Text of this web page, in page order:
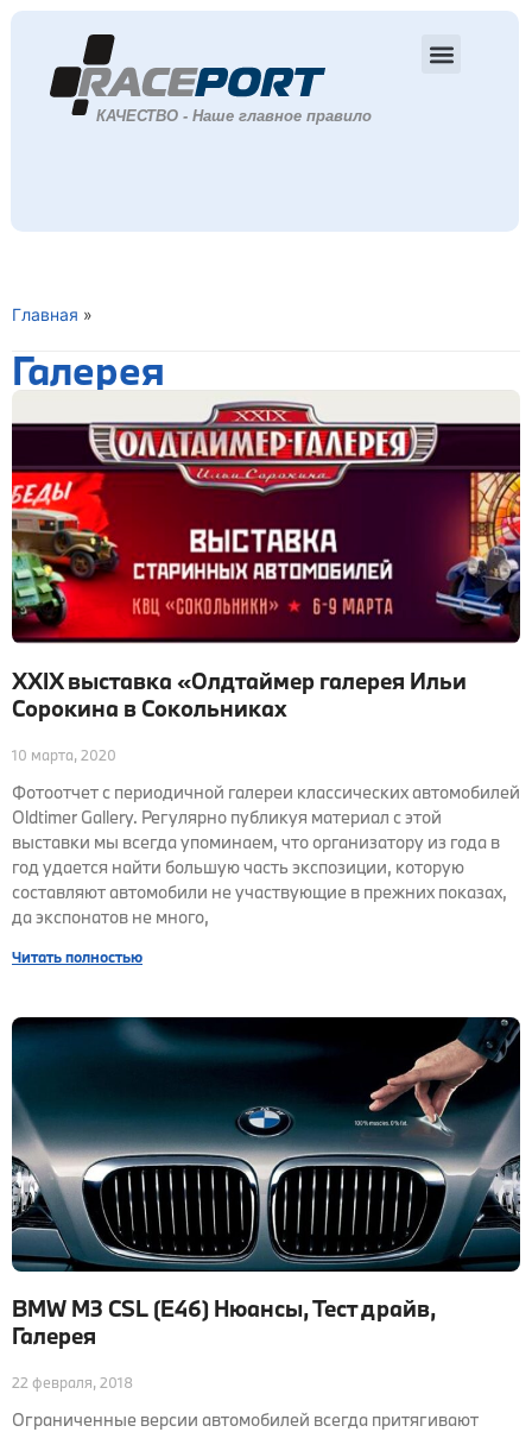
Главная »
Галерея
XXIX выставка «Олдтаймер галерея Ильи
Сорокина в Сокольниках
10 марта, 2020
Фотоотчет с периодичной галереи классических автомобилей
Oldtimer Gallery. Регулярно публикуя материал с этой
выставки мы всегда упоминаем, что организатору из года в
год удается найти большую часть экспозиции, которую
составляют автомобили не участвующие в прежних показах,
да экспонатов не много,
Читать полностью
BMW M3 CSL (E46) Нюансы, Тест драйв,
Галерея
22 февраля, 2018
Ограниченные версии автомобилей всегда притягивают